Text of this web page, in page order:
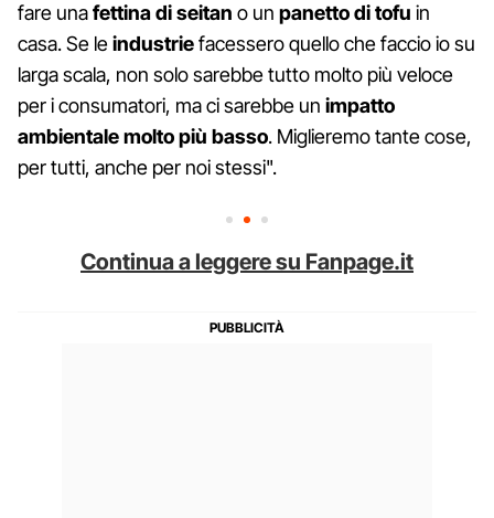
fare unafettina di seitan o un panetto di tofu in
casa. Se leindustriefacessero quello che faccio io su
larga scala, non solo sarebbe tutto molto più veloce
per i consumatori, ma ci sarebbe un impatto
ambientale molto più basso. Miglieremo tante cose,
per tutti, anche per noi stessi".
Continua a leggere su Fanpage.it